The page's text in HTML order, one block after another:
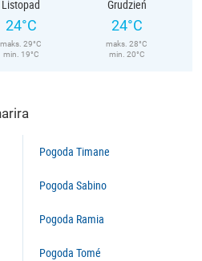
Listopad
24°C
maks. 29°C
min. 19°C
Grudzień
24°C
maks. 28°C
min. 20°C
Pogoda Timane
Pogoda Sabino
Pogoda Ramia
Pogoda Tomé